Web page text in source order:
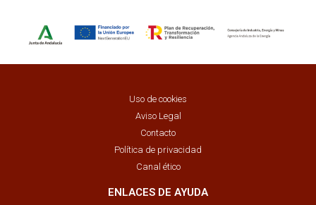
Uso de cookies
Aviso Legal
Contacto
Política de privacidad
Canal ético
ENLACES DE AYUDA